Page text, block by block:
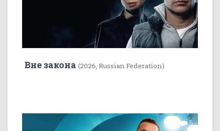
Вне закона (2026, Russian Federation)
7 5